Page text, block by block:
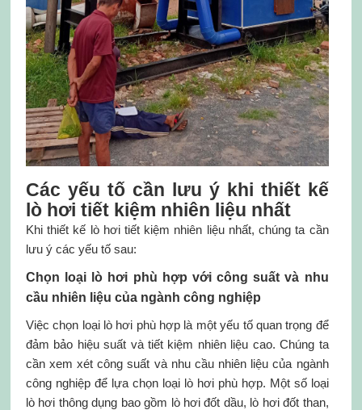
Các yếu tố cần lưu ý khi thiết kế
lò hơi tiết kiệm nhiên liệu nhất
Khi thiết kế lò hơi tiết kiệm nhiên liệu nhất, chúng ta cần
lưu ý các yếu tố sau:
Chọn loại lò hơi phù hợp với công suất và nhu
cầu nhiên liệu của ngành công nghiệp
Việc chọn loại lò hơi phù hợp là một yếu tố quan trọng để
đảm bảo hiệu suất và tiết kiệm nhiên liệu cao. Chúng ta
cần xem xét công suất và nhu cầu nhiên liệu của ngành
công nghiệp để lựa chọn loại lò hơi phù hợp. Một số loại
lò hơi thông dụng bao gồm lò hơi đốt dầu, lò hơi đốt than,